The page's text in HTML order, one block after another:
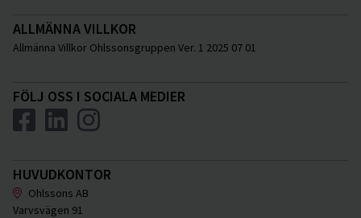
ALLMÄNNA VILLKOR
Allmänna Villkor Ohlssonsgruppen Ver. 1 2025 07 01
FÖLJ OSS I SOCIALA MEDIER
HUVUDKONTOR
Ohlssons AB
Varvsvägen 91